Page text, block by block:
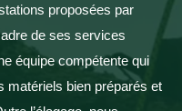
proposées par
de ses services
équipe compétente qui
matériels bien préparés et